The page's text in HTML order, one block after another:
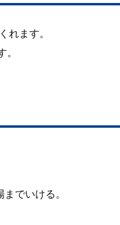
れます。
でいける。